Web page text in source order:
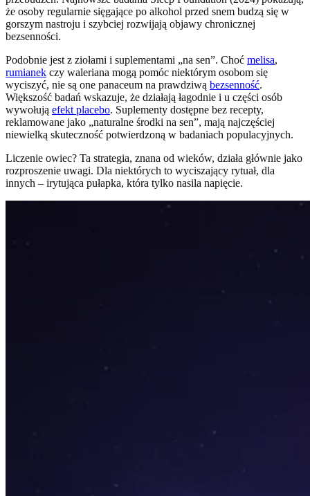
że osoby regularnie sięgające po alkohol przed snem budzą się w
gorszym nastroju i szybciej rozwijają objawy chronicznej
bezsenności.
Podobnie jest z ziołami i suplementami „na sen”. Choć melisa,
rumianek czy waleriana mogą pomóc niektórym osobom się
wyciszyć, nie są one panaceum na prawdziwą bezsenność.
Większość badań wskazuje, że działają łagodnie i u części osób
wywołują efekt placebo. Suplementy dostępne bez recepty,
reklamowane jako „naturalne środki na sen”, mają najczęściej
niewielką skuteczność potwierdzoną w badaniach populacyjnych.
Liczenie owiec? Ta strategia, znana od wieków, działa głównie jako
rozproszenie uwagi. Dla niektórych to wyciszający rytuał, dla
innych – irytująca pułapka, która tylko nasila napięcie.